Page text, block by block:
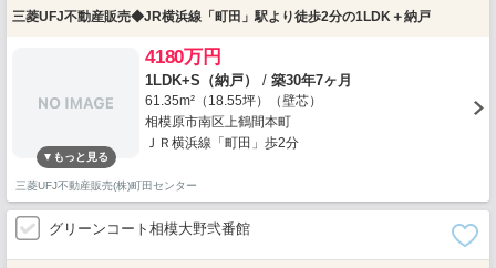
三菱UFJ不動産販売◆JR横浜線「町田」駅より徒歩2分の1LDK＋納戸
4180万円
1LDK+S（納戸） / 築30年7ヶ月
61.35m²（18.55坪）（壁芯）
相模原市南区上鶴間本町
ＪＲ横浜線「町田」歩2分
三菱UFJ不動産販売(株)町田センター
グリーンコート相模大野弐番館